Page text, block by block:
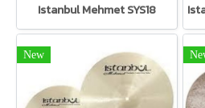
Istanbul Mehmet SYS18
New